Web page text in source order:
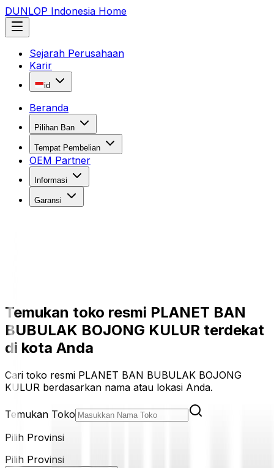
DUNLOP Indonesia Home
Sejarah Perusahaan
Karir
id
Beranda
Pilihan Ban
Tempat Pembelian
OEM Partner
Informasi
Garansi
Temukan toko resmi PLANET BAN
BUBULAK BOJONG KULUR terdekat
di kota Anda
Cari toko resmi PLANET BAN BUBULAK BOJONG
KULUR berdasarkan nama atau lokasi Anda.
Temukan Toko
Pilih Provinsi
Pilih Provinsi